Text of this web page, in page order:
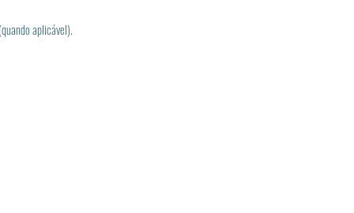
aplicável).